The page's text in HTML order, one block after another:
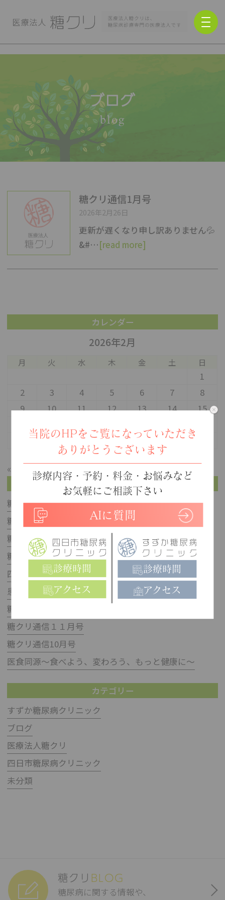
ブログ
blog
糖クリ通信1月号
2026年2月26日
更新が遅くなり申し訳ありません💦
&#…[read more]
カレンダー
2026年2月
月 火 水 木 金 土 日
1
2
3 4 5 6 7
8
9
10 11 12 13 14
15
24 25 26 27 28
« 12月 4月 »
最新記事
糖クリ通信7月号
糖クリ通信5月号
糖クリ通信3月号
糖クリ通信1月号
四日市院の移転
患者様へお知らせ
糖クリ通信12月号
糖クリ通信１１月号
糖クリ通信10月号
医食同源～食べよう、変わろう、もっと健康に～
カテゴリー
すずか糖尿病クリニック
ブログ
医療法人糖クリ
四日市糖尿病クリニック
未分類
糖クリ BLOG
糖尿病に関する情報や、
当院のHPをご覧になっていただき
ありがとうございます
診療内容・予約・料金・お悩みなど
お気軽にご相談下さい
AIに質問
診療時間
アクセス
診療時間
アクセス